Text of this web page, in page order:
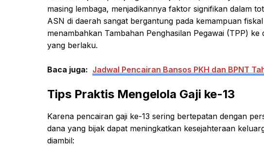
masing lembaga, menjadikannya faktor signifikan dalam
ASN di daerah sangat bergantung pada kemampuan
menambahkan Tambahan Penghasilan Pegawai (TPP)
yang berlaku.
Baca juga: Jadwal Pencairan Bansos PKH dan BPNT
Tips Praktis Mengelola Gaji ke-13
Karena pencairan gaji ke-13 sering bertepatan dengan
dana yang bijak dapat meningkatkan kesejahteraan
diambil: